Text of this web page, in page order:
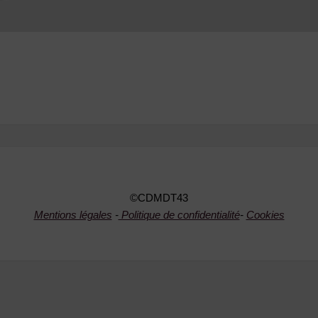
©CDMDT43
Mentions légales -Politique de confidentialité- Cookies